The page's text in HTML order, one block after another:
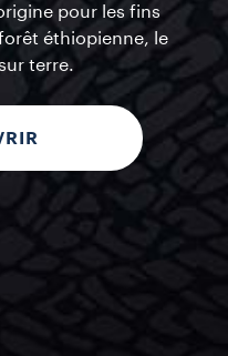
pour les fins
éthiopienne, le
terre.